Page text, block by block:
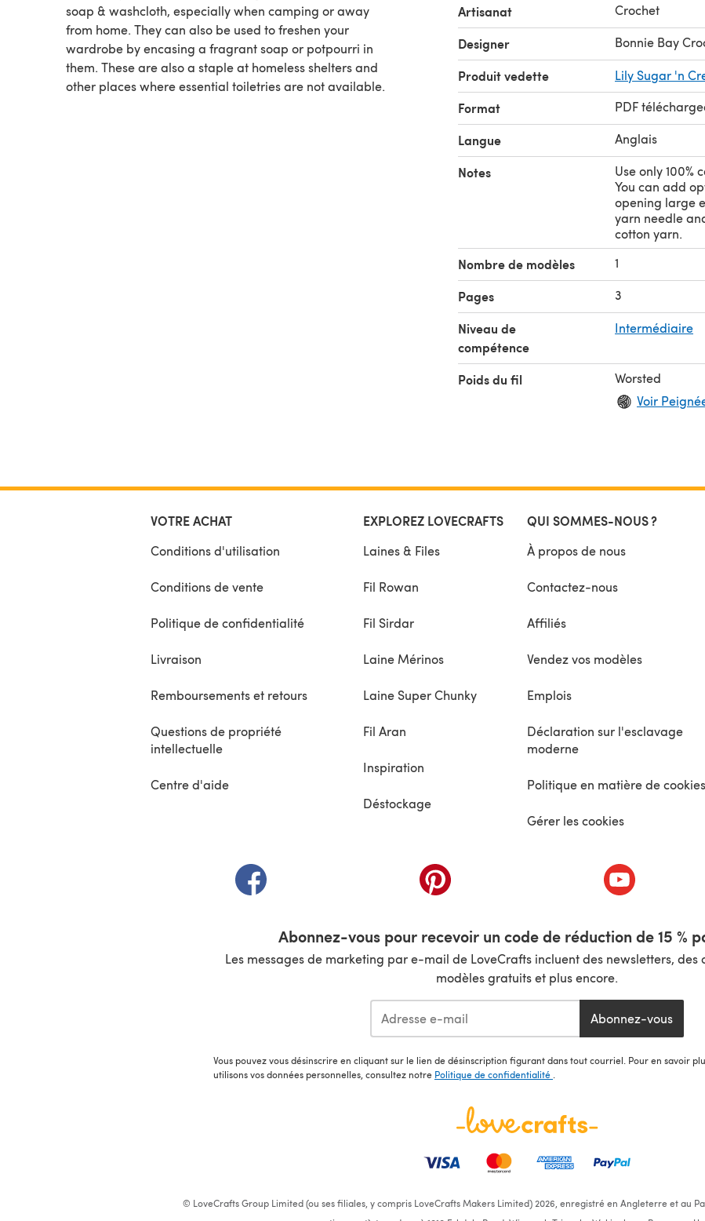
soap & washcloth, especially when camping or away
from home. They can also be used to freshen your
wardrobe by encasing a fragrant soap or potpourri in
them. These are also a staple at homeless shelters and
other places where essential toiletries are not available.
Artisanat Crochet
Designer Bonnie Bay
Produit vedette Lily Sugar 'n
Format PDF
Langue Anglais
Notes
Use only 100%
You can add
opening large
yarn needle
cotton yarn.
Nombre de modèles 1
Pages 3
Niveau de
compétence
Intermédiaire
Poids du fil
Worsted
Voir
VOTRE ACHAT
Conditions d'utilisation
Conditions de vente
Politique de confidentialité
Livraison
Remboursements et retours
Questions de propriété
intellectuelle
Centre d'aide
EXPLOREZ LOVECRAFTS
Laines & Files
Fil Rowan
Fil Sirdar
Laine Mérinos
Laine Super Chunky
Fil Aran
Inspiration
Déstockage
QUI SOMMES-NOUS ?
À propos de nous
Contactez-nous
Affiliés
Vendez vos modèles
Emplois
Déclaration sur l'esclavage
moderne
Politique en matière de cookies
Gérer les cookies
(s'ouvre dans un nouvel onglet) (s'ouvre dans un nouvel onglet) (s'ouvre dans
Abonnez-vous pour recevoir un code de réduction de 15 %
Les messages de marketing par e-mail de LoveCrafts incluent des newsletters, des
modèles gratuits et plus encore.
Abonnez-vous
Vous pouvez vous désinscrire en cliquant sur le lien de désinscription figurant dans tout courriel. Pour en savoir
utilisons vos données personnelles, consultez notre Politique de confidentialité
© LoveCrafts Group Limited (ou ses filiales, y compris LoveCrafts Makers Limited) 2026, enregistré en Angleterre et au